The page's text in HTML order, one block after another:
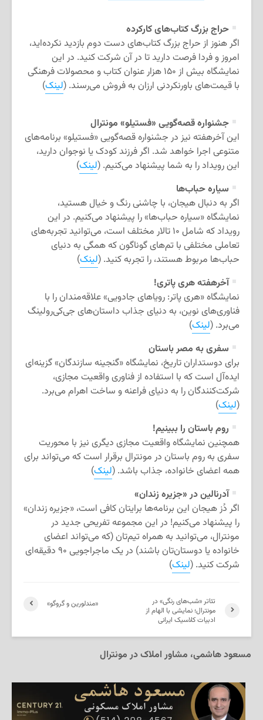
حراج بزرگ کتاب‌های کارکرده
اگر هنوز از حراج بزرگ کتاب‌‌های دست دوم بازدید نکرده‌اید،
امروز و فردا فرصت دارید تا در آن شرکت کنید. در این
نمایشگاه بیش از ۱۵۰ هزار عنوان کتاب و محصولات فرهنگی
با قیمت‌های باورنکردنی ارزان به فروش می‌رسند. (لینک)
جشنواره قصه‌گویی «فستیلو» مونترال
این آخرهفته نیز در جشنواره قصه‌گویی «فستیلو» برنامه‌‌های
متنوعی اجرا خواهد شد. اگر فرزند کودک یا نوجوان دارید،
این رویداد را به شما پیشنهاد می‌کنیم. (لینک)
سیاره حباب‌ها
اگر به دنبال هیجان، با چاشنی رنگ و خیال هستید،
نمایشگاه «سیاره حباب‌ها» را پیشنهاد می‌کنیم. در این
رویداد که شامل ۱۰ تالار مختلف است، می‌توانید تجربه‌های
تعاملی مختلفی با تم‌های گوناگون که همگی به دنیای
حباب‌ها مربوط هستند، را تجربه کنید. (لینک)
آخرهفته هری ‌پاتری!
نمایشگاه «هری پاتر: رویاهای جادویی» علاقه‌مندان را با
فناوری‌های نوین، به دنیای جذاب داستان‌های جی‌‌کی‌رولینگ
می‌برد. (لینک)
سفری به مصر باستان
برای دوستداران تاریخ، نمایشگاه «گنجینه سازندگان» گزینه‌ای
ایده‌آل است که با استفاده از فناوری واقعیت مجازی،
شرکت‌کنندگان را به دنیای فراعنه و ساخت اهرام می‌برد.
(لینک)
روم باستان را ببینیم!
همچنین نمایشگاه واقعیت مجازی دیگری نیز با محوریت
سفری به روم باستان در مونترال برقرار است که می‌تواند برای
همه اعضای خانواده، جذاب باشد. (لینک)
آدرنالین در «جزیره زندان»
اگر دُز هیجان این برنامه‌ها برایتان کافی است، «جزیره زندان»
را پیشنهاد می‌کنیم! در این مجموعه تفریحی جدید در
مونترال، می‌توانید به همراه تیم‌تان (که می‌تواند اعضای
خانواده یا دوستان‌تان باشند) در یک ماجراجویی ۹۰ دقیقه‌ای
شرکت کنید. (لینک)
«مندلورین و گروگو»
تئاتر «شب‌های رنگی» در
مونترال؛ نمایشی با الهام از
ادبیات کلاسیک ایرانی
مسعود هاشمی، مشاور املاک در مونترال